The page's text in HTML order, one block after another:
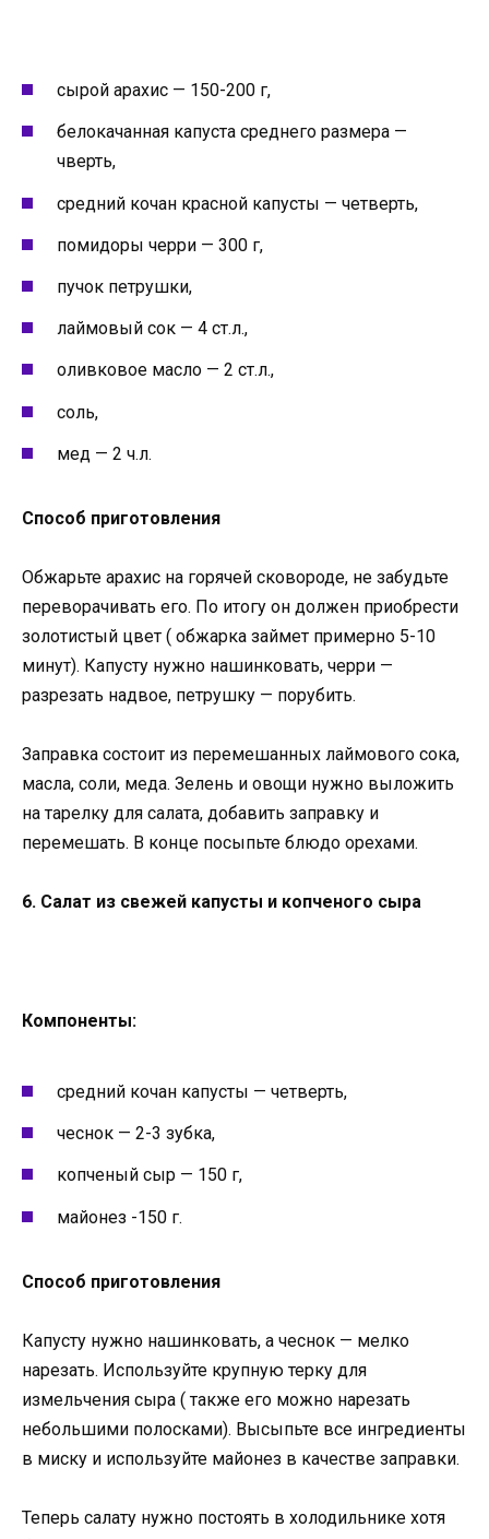
сырой арахис — 150-200 г,
белокачанная капуста среднего размера —
чверть,
средний кочан красной капусты — четверть,
помидоры черри — 300 г,
пучок петрушки,
лаймовый сок — 4 ст.л.,
оливковое масло — 2 ст.л.,
соль,
мед — 2 ч.л.
Способ приготовления
Обжарьте арахис на горячей сковороде, не забудьте
переворачивать его. По итогу он должен приобрести
золотистый цвет ( обжарка займет примерно 5-10
минут). Капусту нужно нашинковать, черри —
разрезать надвое, петрушку — порубить.
Заправка состоит из перемешанных лаймового сока,
масла, соли, меда. Зелень и овощи нужно выложить
на тарелку для салата, добавить заправку и
перемешать. В конце посыпьте блюдо орехами.
6. Салат из свежей капусты и копченого сыра
Компоненты:
средний кочан капусты — четверть,
чеснок — 2-3 зубка,
копченый сыр — 150 г,
майонез -150 г.
Способ приготовления
Капусту нужно нашинковать, а чеснок — мелко
нарезать. Используйте крупную терку для
измельчения сыра ( также его можно нарезать
небольшими полосками). Высыпьте все ингредиенты
в миску и используйте майонез в качестве заправки.
Теперь салату нужно постоять в холодильнике хотя